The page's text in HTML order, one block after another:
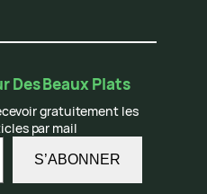
Des Beaux Plats
gratuitement les
par mail
S’ABONNER